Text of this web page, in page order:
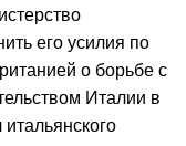
его усилия по
о борьбе с
Италии в